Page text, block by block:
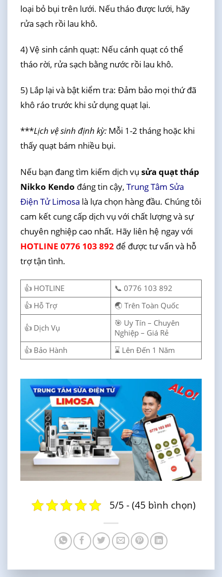
loại bỏ bụi trên lưới. Nếu tháo được lưới, hãy
rửa sạch rồi lau khô.
4) Vệ sinh cánh quạt: Nếu cánh quạt có thể
tháo rời, rửa sạch bằng nước rồi lau khô.
5) Lắp lại và bật kiểm tra: Đảm bảo mọi thứ đã
khô ráo trước khi sử dụng quạt lại.
***Lịch vệ sinh định kỳ:Mỗi 1-2 tháng hoặc khi
thấy quạt bám nhiều bụi.
Nếu bạn đang tìm kiếm dịch vụ sửa quạt tháp
Nikko Kendo đáng tin cậy, Trung Tâm Sửa
Điện Tử Limosa là lựa chọn hàng đầu. Chúng tôi
cam kết cung cấp dịch vụ với chất lượng và sự
chuyên nghiệp cao nhất. Hãy liên hệ ngay với
HOTLINE 0776 103 892để được tư vấn và hỗ
trợ tận tình.
👍 HOTLINE
📞 0776 103 892
👍 Hỗ Trợ
🌏 Trên Toàn Quốc
👍 Dịch Vụ
🎯 Uy Tín – Chuyên
Nghiệp – Giá Rẻ
👍 Bảo Hành
⌛ Lên Đến 1 Năm
5/5 - (45 bình chọn)